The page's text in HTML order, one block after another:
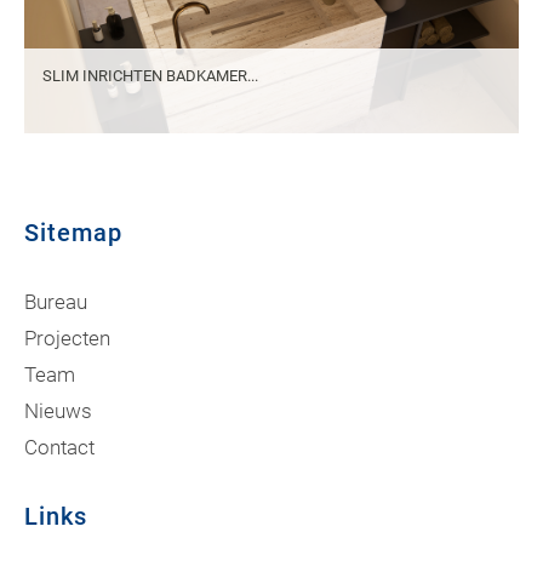
SLIM INRICHTEN BADKAMER...
Sitemap
Bureau
Projecten
Team
Nieuws
Contact
Links